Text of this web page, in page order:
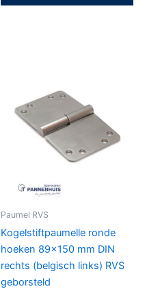
Paumel RVS
Kogelstiftpaumelle ronde
hoeken 89×150 mm DIN
rechts (belgisch links) RVS
geborsteld